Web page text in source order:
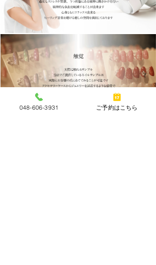
048-606-3931 ご予約はこちら